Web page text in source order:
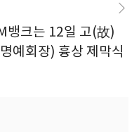
뱅크는 12일 고(故)
예회장) 흉상 제막식